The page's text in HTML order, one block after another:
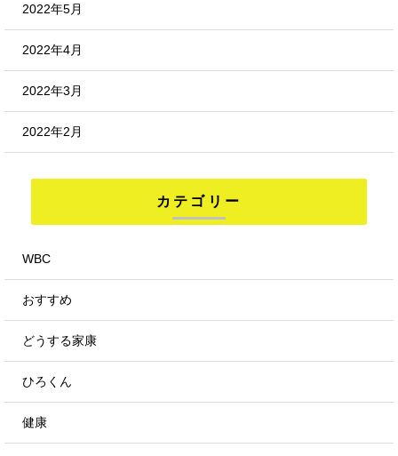
2022年5月
2022年4月
2022年3月
2022年2月
カテゴリー
WBC
おすすめ
どうする家康
ひろくん
健康